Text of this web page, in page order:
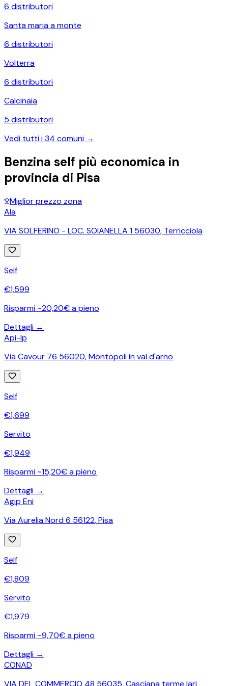
6 distributori
Santa maria a monte
6 distributori
Volterra
6 distributori
Calcinaia
5 distributori
Vedi tutti i34 comuni →
Benzina self più economica in
provincia di Pisa
Miglior prezzo zona
Ala
VIA SOLFERINO - LOC. SOIANELLA 1 56030, Terricciola
Self
€1,599
Risparmi ~20,20€ a pieno
Dettagli →
Api-Ip
Via Cavour 76 56020,Montopoli in val d'arno
Self
€1,699
Servito
€1,949
Risparmi ~15,20€ a pieno
Dettagli →
Agip Eni
Via Aurelia Nord 6 56122,Pisa
Self
€1,809
Servito
€1,979
Risparmi ~9,70€ a pieno
Dettagli →
CONAD
VIA DEL COMMERCIO 48 56035,Casciana terme lari